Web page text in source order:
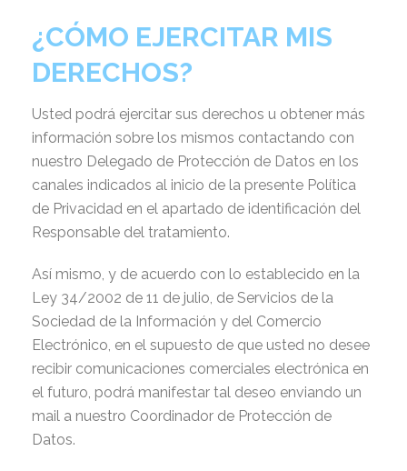
¿CÓMO EJERCITAR MIS
DERECHOS?
Usted podrá ejercitar sus derechos u obtener más
información sobre los mismos contactando con
nuestro Delegado de Protección de Datos en los
canales indicados al inicio de la presente Política
de Privacidad en el apartado de identificación del
Responsable del tratamiento.
Así mismo, y de acuerdo con lo establecido en la
Ley 34/2002 de 11 de julio, de Servicios de la
Sociedad de la Información y del Comercio
Electrónico, en el supuesto de que usted no desee
recibir comunicaciones comerciales electrónica en
el futuro, podrá manifestar tal deseo enviando un
mail a nuestro Coordinador de Protección de
Datos.